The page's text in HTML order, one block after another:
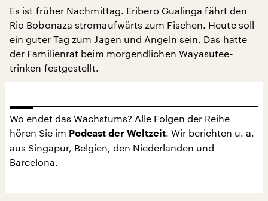
Es ist früher Nachmittag. Eribero Gualinga fährt den
Rio Bobonaza stromaufwärts zum Fischen. Heute soll
ein guter Tag zum Jagen und Angeln sein. Das hatte
der Familienrat beim morgendlichen Wayasutee-
trinken festgestellt.
Wo endet das Wachstums? Alle Folgen der Reihe
hören Sie im Podcast der Weltzeit. Wir berichten u. a.
aus Singapur, Belgien, den Niederlanden und
Barcelona.